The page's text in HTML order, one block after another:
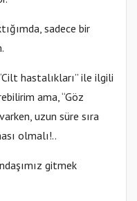
sadece bir
hastalıkları” ile ilgili
ama, “Göz
uzun süre sıra
olmalı!..
gitmek